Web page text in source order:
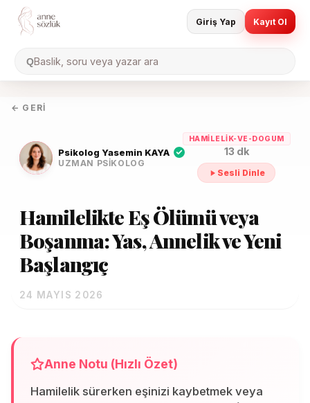
QBaslik, soru veya yazar ara
Giriş Yap Kayıt Ol
← GERI
Psikolog Yasemin KAYA
UZMAN PSIKOLOG
HAMILELIK-VE-DOGUM
13 dk
Sesli Dinle
Hamilelikte Eş Ölümü veya
Boşanma: Yas, Annelik ve Yeni
Başlangıç
24 MAYIS 2026
Anne Notu (Hızlı Özet)
Hamilelik sürerken eşinizi kaybetmek veya